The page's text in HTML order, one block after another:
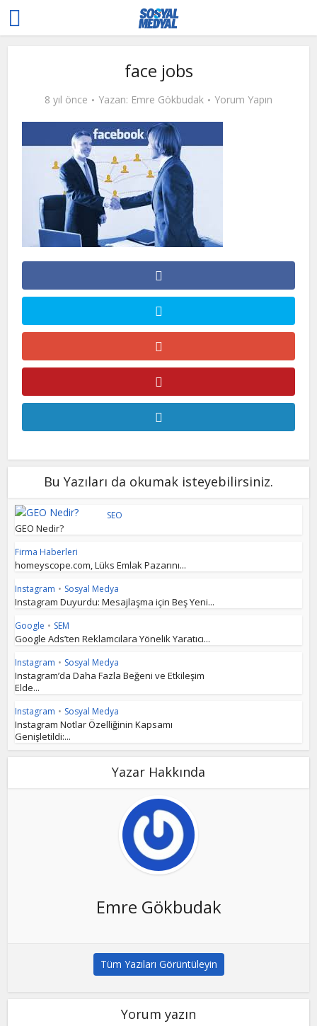
face jobs
8 yıl önce Yazan: Emre Gökbudak Yorum Yapın
Bu Yazıları da okumak isteyebilirsiniz.
SEO
GEO Nedir?
Firma Haberleri
homeyscope.com, Lüks Emlak Pazarını...
Instagram • Sosyal Medya
Instagram Duyurdu: Mesajlaşma için Beş Yeni...
Google • SEM
Google Ads’ten Reklamcılara Yönelik Yaratıcı...
Instagram • Sosyal Medya
Instagram’da Daha Fazla Beğeni ve Etkileşim
Elde...
Instagram • Sosyal Medya
Instagram Notlar Özelliğinin Kapsamı
Genişletildi:...
Yazar Hakkında
Emre Gökbudak
Tüm Yazıları Görüntüleyin
Yorum yazın